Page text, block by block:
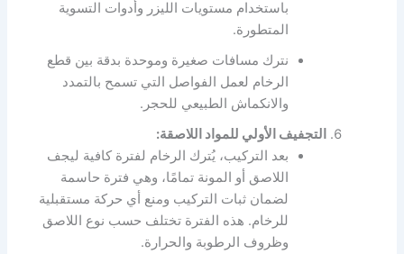
باستخدام مستويات الليزر وأدوات التسوية
المتطورة.
نترك مسافات صغيرة وموحدة بدقة بين قطع
الرخام لعمل الفواصل التي تسمح بالتمدد
والانكماش الطبيعي للحجر.
التجفيف الأولي للمواد اللاصقة:
بعد التركيب، يُترك الرخام لفترة كافية ليجف
اللاصق أو المونة تمامًا، وهي فترة حاسمة
لضمان ثبات التركيب ومنع أي حركة مستقبلية
للرخام. هذه الفترة تختلف حسب نوع اللاصق
وظروف الرطوبة والحرارة.